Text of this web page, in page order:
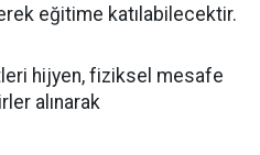
eğitime katılabilecektir.
hijyen, fiziksel mesafe
alınarak